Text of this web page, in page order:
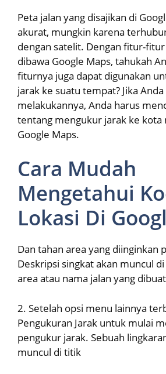
Peta jalan yang disajikan di
akurat, mungkin karena
dengan satelit. Dengan fitur-fitur
dibawa Google Maps, tahukah
fiturnya juga dapat digunakan
jarak ke suatu tempat? Jika
melakukannya, Anda harus
tentang mengukur jarak ke kota
Google Maps.
Cara Mudah
Mengetahui
Lokasi Di
Dan tahan area yang diinginkan
Deskripsi singkat akan muncul
area atau nama jalan yang dibuat
2. Setelah opsi menu lainnya
Pengukuran Jarak untuk mulai
pengukur jarak. Sebuah
muncul di titik